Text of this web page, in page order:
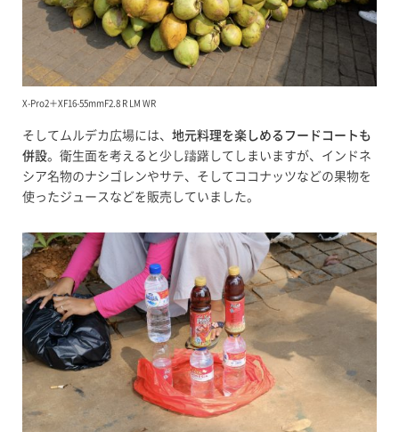
X-Pro2＋XF16-55mmF2.8 R LM WR
そしてムルデカ広場には、 地元料理を楽しめるフードコートも
併設。衛生面を考えると少し躊躇してしまいますが、インドネ
シア名物のナシゴレンやサテ、そしてココナッツなどの果物を
使ったジュースなどを販売していました。